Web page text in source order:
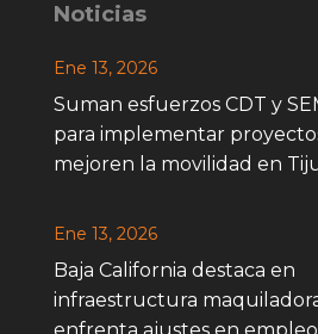
Noticias
Suman esfuerzos CDT y
para implementar
mejoren la movilidad en
Ene 13, 2026
Baja California destaca en
infraestructura
Ene 13, 2026